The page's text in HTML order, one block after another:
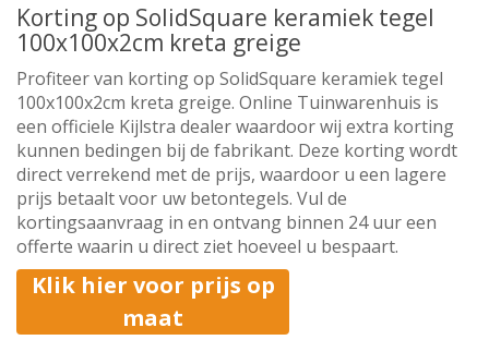
Korting op SolidSquare keramiek tegel
100x100x2cm kreta greige
Profiteer van korting op SolidSquare keramiek tegel
100x100x2cm kreta greige. Online Tuinwarenhuis is
een officiele Kijlstra dealer waardoor wij extra korting
kunnen bedingen bij de fabrikant. Deze korting wordt
direct verrekend met de prijs, waardoor u een lagere
prijs betaalt voor uw betontegels. Vul de
kortingsaanvraag in en ontvang binnen 24 uur een
offerte waarin u direct ziet hoeveel u bespaart.
Klik hier voor prijs op
maat